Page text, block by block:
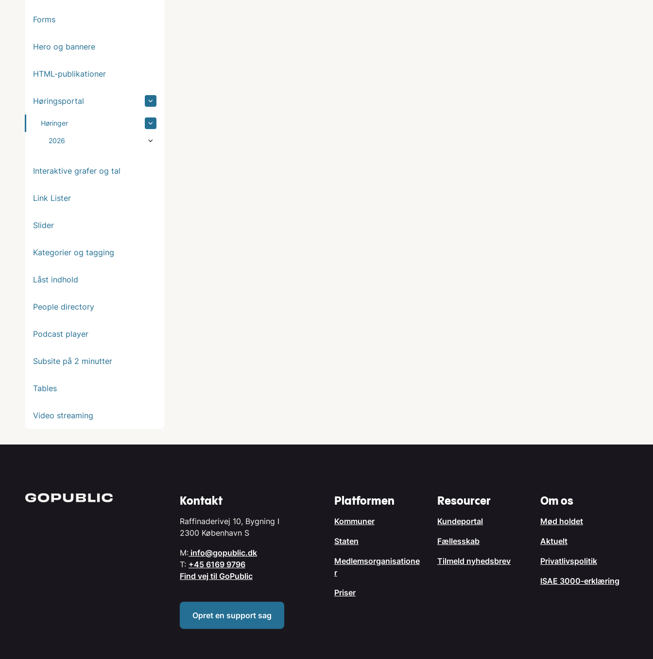
Forms
Hero og bannere
HTML-publikationer
Høringsportal
Høringer
2026
Interaktive grafer og tal
Link Lister
Slider
Kategorier og tagging
Låst indhold
People directory
Podcast player
Subsite på 2 minutter
Tables
Video streaming
Kontakt
Raffinaderivej 10, Bygning I
2300 København S
M: info@gopublic.dk
T: +45 6169 9796
Find vej til GoPublic
Opret en support sag
Platformen
Kommuner
Staten
Medlemsorganisatione
r
Priser
Resourcer
Kundeportal
Fællesskab
Tilmeld nyhedsbrev
Om os
Mød holdet
Aktuelt
Privatlivspolitik
ISAE 3000-erklæring